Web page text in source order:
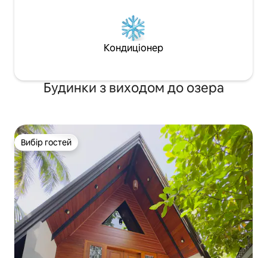
Кондиціонер
Будинки з виходом до озера
Вибір гостей
Вибір гостей